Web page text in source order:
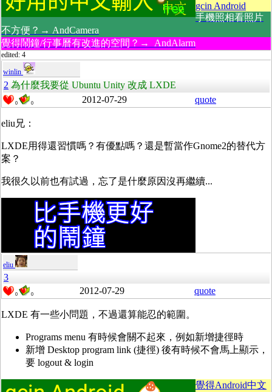
gcin Android
手機照相看照片
不方便？→ AndCamera
覺得鬧鐘/行事曆有改進的空間？→ AndAlarm
edited: 4
winlin
2 為什麼我要從 Ubuntu Unity 改成 LXDE
0 0 2012-07-29 quote
eliu兄：
LXDE用得還習慣嗎？有優點嗎？還是暫當作Gnome2的替代方
案？
我很久以前也有試過，忘了是什麼原因沒再繼續...
eliu
3
0 0 2012-07-29 quote
LXDE 有一些小問題，不過還算能忍的範圍。
Programs menu 有時候會關不起來，例如新增捷徑時
新增 Desktop program link (捷徑) 後有時候不會馬上顯示，
要 logout & login
覺得Android中文